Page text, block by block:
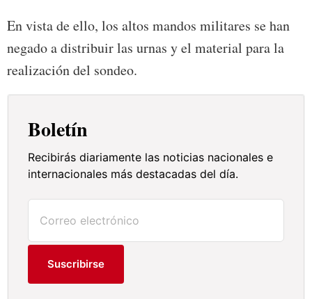
En vista de ello, los altos mandos militares se han
negado a distribuir las urnas y el material para la
realización del sondeo.
Boletín
Recibirás diariamente las noticias nacionales e
internacionales más destacadas del día.
Suscribirse